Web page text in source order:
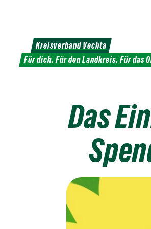
Kreisverband Vechta
Für dich. Für den Landkreis. Für das
Das